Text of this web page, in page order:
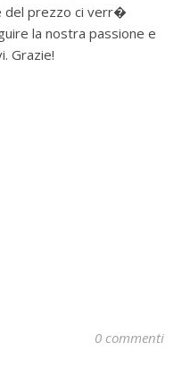
del prezzo ci verr�
la nostra passione e
Grazie!
0 commenti